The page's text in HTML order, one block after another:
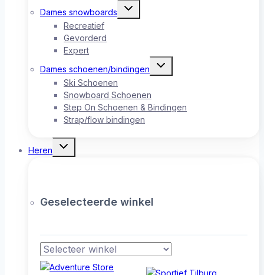
Dames snowboards
Toggle
Recreatief
Gevorderd
Expert
Dames schoenen/bindingen
Toggle
Ski Schoenen
Snowboard Schoenen
Step On Schoenen & Bindingen
Strap/flow bindingen
Heren
Toggle
Geselecteerde winkel